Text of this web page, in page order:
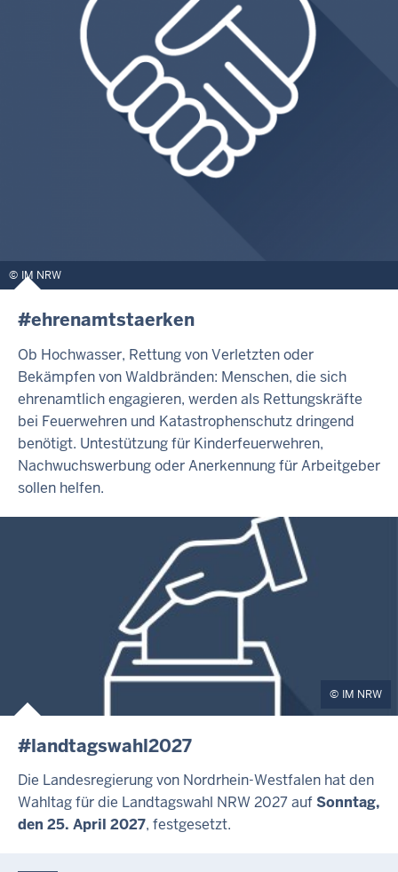
IM NRW
#ehrenamtstaerken
Ob Hochwasser, Rettung von Verletzten oder
Bekämpfen von Waldbränden: Menschen, die sich
ehrenamtlich engagieren, werden als Rettungskräfte
bei Feuerwehren und Katastrophenschutz dringend
benötigt. Untestützung für Kinderfeuerwehren,
Nachwuchswerbung oder Anerkennung für Arbeitgeber
sollen helfen.
IM NRW
#landtagswahl2027
Die Landesregierung von Nordrhein-Westfalen hat den
Wahltag für die Landtagswahl NRW 2027 aufSonntag,
den 25. April 2027, festgesetzt.